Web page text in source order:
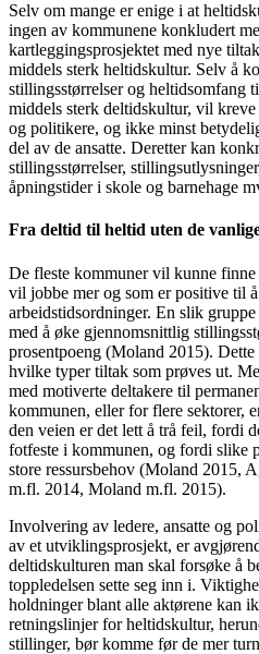
Selv om mange er enige i at
ingen av kommunene konkludert
kartleggingsprosjektet med nye
middels sterk heltidskultur. Selv å
stillingsstørrelser og heltidsomfang
middels sterk deltidskultur, vil kreve
og politikere, og ikke minst
del av de ansatte. Deretter kan
stillingsstørrelser,
åpningstider i skole og barnehage
Fra deltid til heltid uten de
De fleste kommuner vil kunne finne
vil jobbe mer og som er positive til
arbeidstidsordninger. En slik
med å øke gjennomsnittlig
prosentpoeng (Moland 2015).
hvilke typer tiltak som prøves ut.
med motiverte deltakere til
kommunen, eller for flere sektorer,
den veien er det lett å trå feil, fordi
fotfeste i kommunen, og fordi slike
store ressursbehov (Moland 2015,
m.fl. 2014, Moland m.fl. 2015).
Involvering av ledere, ansatte og
av et utviklingsprosjekt, er
deltidskulturen man skal forsøke å
toppledelsen sette seg inn i.
holdninger blant alle aktørene kan
retningslinjer for heltidskultur,
stillinger, bør komme før de mer